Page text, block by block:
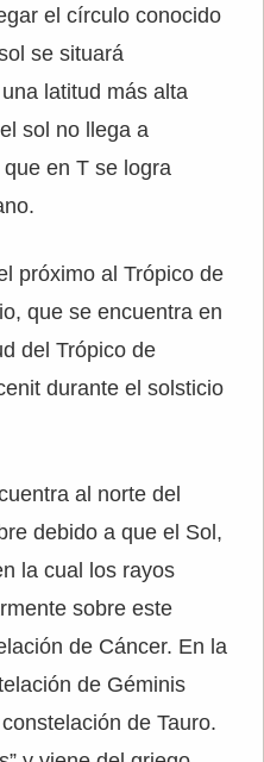
el círculo conocido
se situará
latitud más alta
sol no llega a
en T se logra
próximo al Trópico de
que se encuentra en
del Trópico de
durante el solsticio
al norte del
debido a que el Sol,
la cual los rayos
sobre este
de Cáncer. En la
de Géminis
de Tauro.